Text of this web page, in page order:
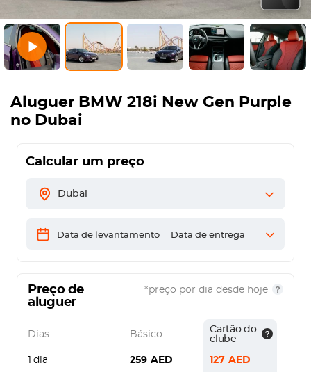
Aluguer BMW 218i New Gen Purple
no Dubai
Calcular um preço
Dubai
Data de levantamento - Data de entrega
Preço de
aluguer
*preço por dia desde hoje
Dias Básico
Cartão do
clube
1 dia 259 AED 127 AED